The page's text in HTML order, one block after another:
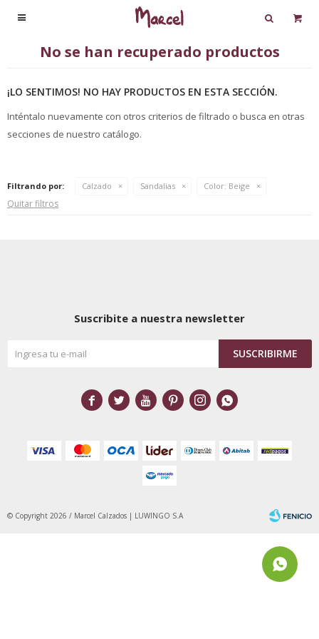

No se han recuperado productos
¡LO SENTIMOS! NO HAY PRODUCTOS EN ESTA SECCIÓN.
Inténtalo nuevamente con otros criterios de filtrado o busca en otras
secciones de nuestro catálogo.
Filtrando por: Calzado Sandalias Color: Beige
Quitar filtros
Suscribite a nuestra newsletter
SUSCRIBIRME
     
© Copyright 2026 / Marcel Calzados | LUWINGO S.A